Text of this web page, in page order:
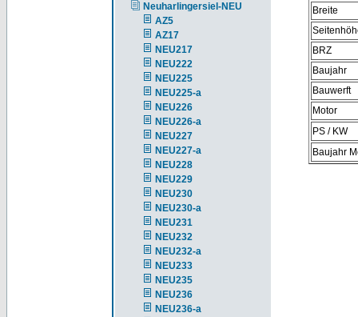
Neuharlingersiel-NEU
AZ5
AZ17
NEU217
NEU222
NEU225
NEU225-a
NEU226
NEU226-a
NEU227
NEU227-a
NEU228
NEU229
NEU230
NEU230-a
NEU231
NEU232
NEU232-a
NEU233
NEU235
NEU236
NEU236-a
Breite
BRZ
Baujahr
Bauwerft
Motor
PS / KW
Baujahr